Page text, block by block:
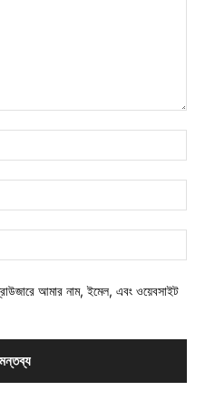
আমার নাম, ইমেল, এবং ওয়েবসাইট